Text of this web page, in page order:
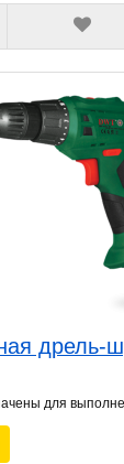
дрель-
для